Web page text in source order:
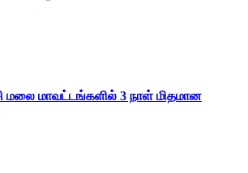
மலை மாவட்டங்களில் 3 நாள் மிதமான